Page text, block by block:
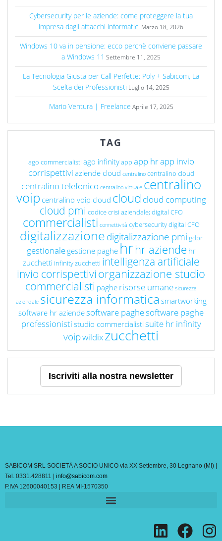
Cybersecurity per le aziende: come proteggere la tua
impresa dagli attacchi informatici Marzo 18, 2026
Windows 10 va in pensione: ecco perchè conviene passare
a Windows 11 Settembre 11, 2025
La Tecnologia Giusta per Call Perfette: Poly + Sabicom, La
Scelta dei Professionisti Luglio 14, 2025
Mario Ventura | Freelance Aprile 17, 2025
TAG
ago commercialisti ago infinityapp app hrapp invio
corrispettivi aziende cloud centralino centralino cloud
centralino telefonico centralino virtuale centralino
voip centralino voip cloud cloud cloud computing
cloud pmi codice crisi aziendale; digital CFO
commercialisti connettività cybersecuritydigital CFO
digitalizzazionedigitalizzazione pmi gdpr
gestionale gestione paghe hrhr aziende hr
zucchetti infinity zucchetti intelligenza artificiale
invio corrispettivi organizzazione studio
commercialisti paghe risorse umane sicurezza
aziendale sicurezza informatica smartworking
software hr aziendesoftware paghesoftware paghe
professionisti studio commercialisti suite hr infinity
voipwildixzucchetti
Iscriviti alla nostra newsletter
SABICOM SRL SOCIETÀ A SOCIO UNICO via XX Settembre, 30 Legnano (MI) |
Tel. 0331.428811 | info@sabicom.com
P.IVA 12600040153 | REA MI-1570350